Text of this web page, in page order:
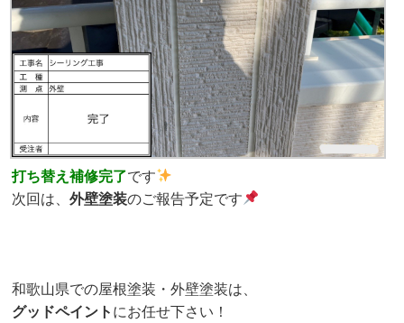
打ち替え補修完了です
次回は、 外壁塗装のご報告予定です
和歌山県での屋根塗装・外壁塗装は、
グッドペイントにお任せ下さい！